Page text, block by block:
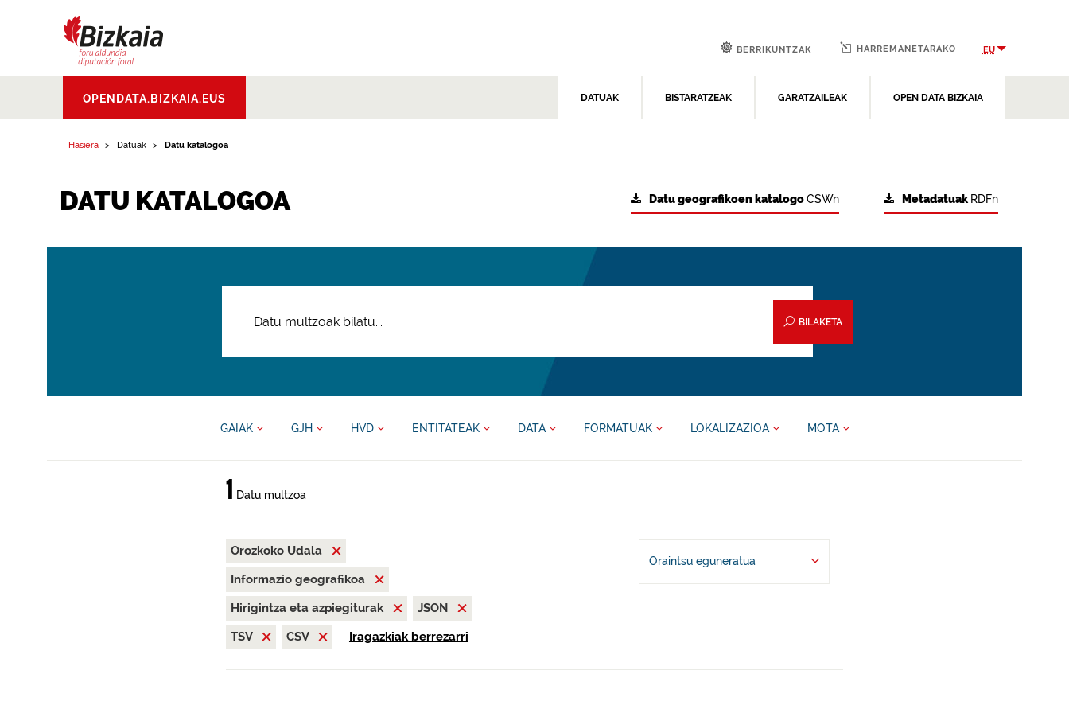
Aldundia.Diputacion
Foral de Bizkaia
OPENDATA.BIZKAIA.EUS DATUAK BISTARATZEAK GARATZAILEAK OPEN DATA BIZKAIA
BERRIKUNTZAK HARREMANETARAKO EU
Hasiera Datuak Datu katalogoa
DATU KATALOGOA Metadatuak RDFn
Datu geografikoen katalogoCSWn
BILAKETA
GAIAK GJH HVD ENTITATEAK DATA FORMATUAK LOKALIZAZIOA MOTA
1 Datu multzoa
Orozkoko Udala
Informazio geografikoa
Hirigintza eta azpiegiturak
JSON
TSV
CSV Iragazkiak berrezarri
Oraintsu eguneratua